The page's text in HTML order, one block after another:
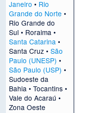
Janeiro • Rio
Grande do Norte •
Rio Grande do
Sul • Roraima•
Santa Catarina•
Santa Cruz• São
Paulo (UNESP) •
São Paulo (USP) •
Sudoeste da
Bahia• Tocantins•
Vale do Acaraú •
Zona Oeste